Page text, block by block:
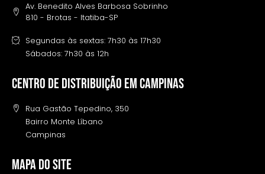
Av. Benedito Alves Barbosa Sobrinho
810 - Brotas - Itatiba-SP
Segundas às sextas: 7h30 às 17h30
Sábados: 7h30 às 12h
Centro de distribuição em campinas
Rua Gastão Tepedino, 350
Bairro Monte Líbano
Campinas
MAPA DO SITE